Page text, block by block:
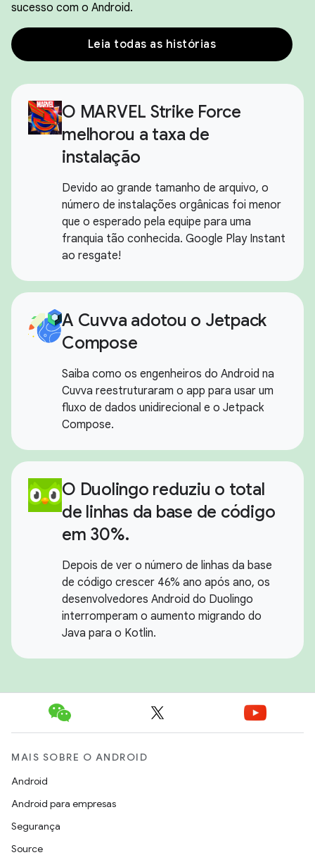
sucesso com o Android.
Leia todas as histórias
O MARVEL Strike Force
melhorou a taxa de
instalação
Devido ao grande tamanho de arquivo, o
número de instalações orgânicas foi menor
que o esperado pela equipe para uma
franquia tão conhecida. Google Play Instant
ao resgate!
A Cuvva adotou o Jetpack
Compose
Saiba como os engenheiros do Android na
Cuvva reestruturaram o app para usar um
fluxo de dados unidirecional e o Jetpack
Compose.
O Duolingo reduziu o total
de linhas da base de código
em 30%.
Depois de ver o número de linhas da base
de código crescer 46% ano após ano, os
desenvolvedores Android do Duolingo
interromperam o aumento migrando do
Java para o Kotlin.
MAIS SOBRE O ANDROID
Android
Android para empresas
Segurança
Source